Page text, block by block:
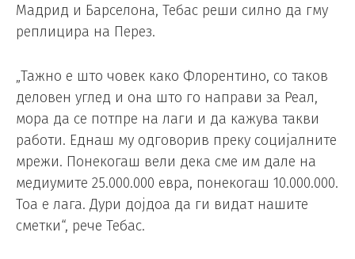
Мадрид и Барселона, Тебас реши силно да гму
реплицира на Перез.
„Тажно е што човек како Флорентино, со таков
деловен углед и она што го направи за Реал,
мора да се потпре на лаги и да кажува такви
работи. Еднаш му одговорив преку социјалните
мрежи. Понекогаш вели дека сме им дале на
медиумите 25.000.000 евра, понекогаш 10.000.000.
Тоа е лага. Дури дојдоа да ги видат нашите
сметки“, рече Тебас.